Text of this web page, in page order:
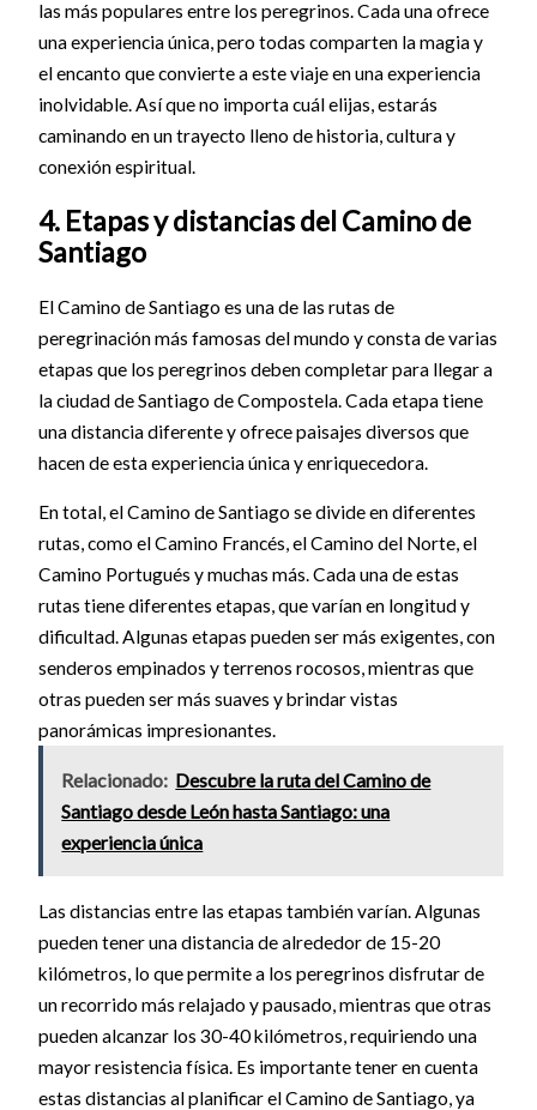
las más populares entre los peregrinos. Cada una ofrece
una experiencia única, pero todas comparten la magia y
el encanto que convierte a este viaje en una experiencia
inolvidable. Así que no importa cuál elijas, estarás
caminando en un trayecto lleno de historia, cultura y
conexión espiritual.
4. Etapas y distancias del Camino de
Santiago
El Camino de Santiago es una de las rutas de
peregrinación más famosas del mundo y consta de varias
etapas que los peregrinos deben completar para llegar a
la ciudad de Santiago de Compostela. Cada etapa tiene
una distancia diferente y ofrece paisajes diversos que
hacen de esta experiencia única y enriquecedora.
En total, el Camino de Santiago se divide en diferentes
rutas, como el Camino Francés, el Camino del Norte, el
Camino Portugués y muchas más. Cada una de estas
rutas tiene diferentes etapas, que varían en longitud y
dificultad. Algunas etapas pueden ser más exigentes, con
senderos empinados y terrenos rocosos, mientras que
otras pueden ser más suaves y brindar vistas
panorámicas impresionantes.
Relacionado: Descubre la ruta del Camino de
Santiago desde León hasta Santiago: una
experiencia única
Las distancias entre las etapas también varían. Algunas
pueden tener una distancia de alrededor de 15-20
kilómetros, lo que permite a los peregrinos disfrutar de
un recorrido más relajado y pausado, mientras que otras
pueden alcanzar los 30-40 kilómetros, requiriendo una
mayor resistencia física. Es importante tener en cuenta
estas distancias al planificar el Camino de Santiago, ya